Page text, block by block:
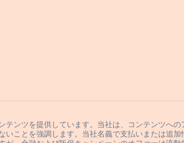
テンツを提供しています。当社は、コンテンツへ
いことを強調します。当社名義で支払いまたは追